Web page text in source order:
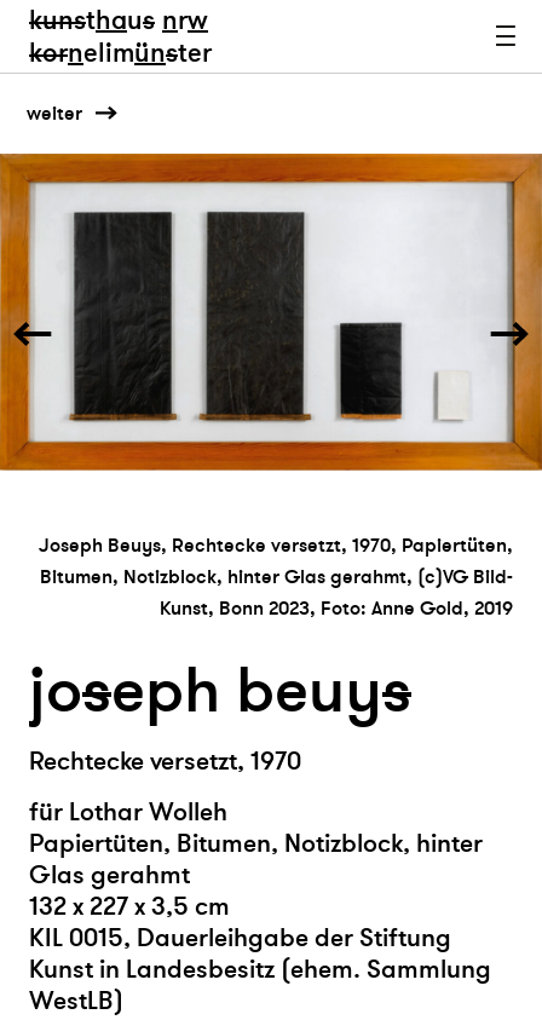
kunsthaus nrw
kornelimünster
weiter
Joseph Beuys, Rechtecke versetzt, 1970, Papiertüten,
Bitumen, Notizblock, hinter Glas gerahmt, (c)VG Bild-
Kunst, Bonn 2023, Foto: Anne Gold, 2019
joseph beuys
Rechtecke versetzt, 1970
für Lothar Wolleh
Papiertüten, Bitumen, Notizblock, hinter
Glas gerahmt
132 x 227 x 3,5 cm
KIL 0015, Dauerleihgabe der Stiftung
Kunst in Landesbesitz (ehem. Sammlung
WestLB)